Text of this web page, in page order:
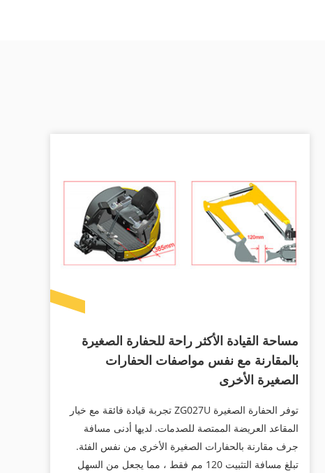
مساحة القيادة الأكثر راحة للحفارة الصغيرة
بالمقارنة مع نفس مواصفات الحفارات
الصغيرة الأخرى
توفر الحفارة الصغيرة ZG027U تجربة قيادة فائقة مع خيار
المقاعد العريضة الممتصة للصدمات. لديها أدنى مسافة
جرف مقارنة بالحفارات الصغيرة الأخرى من نفس الفئة.
تبلغ مسافة التثبيت 120 مم فقط ، مما يجعل من السهل